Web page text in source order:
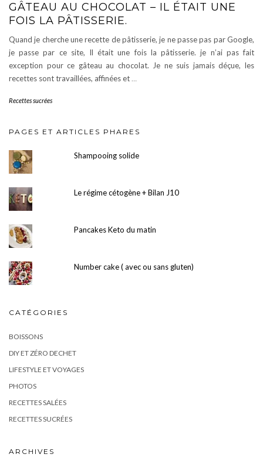
GÂTEAU AU CHOCOLAT – IL ÉTAIT UNE
FOIS LA PÂTISSERIE.
Quand je cherche une recette de pâtisserie, je ne passe pas par Google,
je passe par ce site, Il était une fois la pâtisserie. je n’ai pas fait
exception pour ce gâteau au chocolat. Je ne suis jamais déçue, les
recettes sont travaillées, affinées et …
Recettes sucrées
PAGES ET ARTICLES PHARES
Shampooing solide
Le régime cétogène + Bilan J10
Pancakes Keto du matin
Number cake ( avec ou sans gluten)
CATÉGORIES
BOISSONS
DIY ET ZÉRO DECHET
LIFESTYLE ET VOYAGES
PHOTOS
RECETTES SALÉES
RECETTES SUCRÉES
ARCHIVES